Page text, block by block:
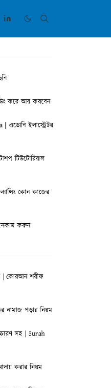
করে আয় করবেন
ইলাস্ট্রেটর
টিউটোরিয়াল
কোন কাজের
করুন
| কোরআন শরীফ
নামাজ পড়ার নিয়ম
সহ | Surah
করার নিয়ম